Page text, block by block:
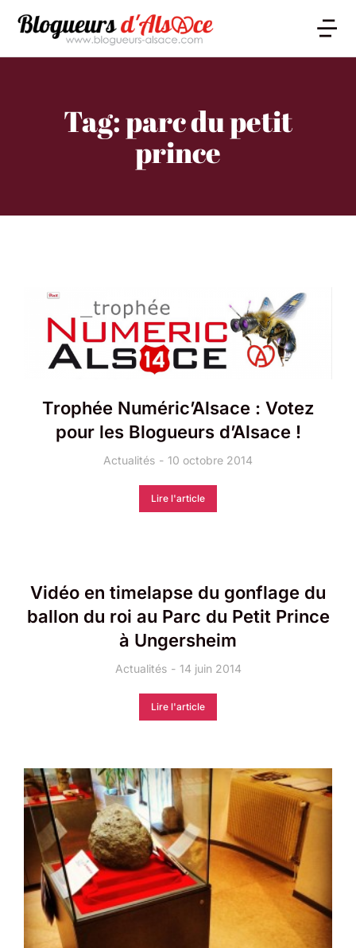
Tag: parc du petit
prince
Trophée Numéric’Alsace : Votez
pour les Blogueurs d’Alsace !
Actualités 10 octobre 2014
Lire l'article
Vidéo en timelapse du gonflage du
ballon du roi au Parc du Petit Prince
à Ungersheim
Actualités 14 juin 2014
Lire l'article